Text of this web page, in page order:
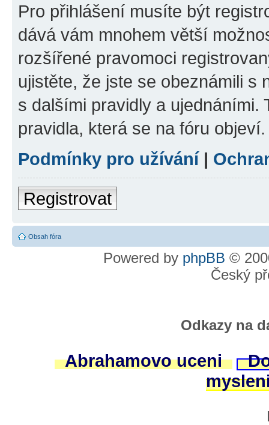
Pro přihlášení musíte být
dává vám mnohem větší
rozšířené pravomoci
ujistěte, že jste se obeznámili s
s dalšími pravidly a ujednáními.
pravidla, která se na fóru objeví.
Podmínky pro užívání|
Registrovat
Obsah fóra
Powered by phpBB ©
Český
Odkazy na
Abrahamovo uceni